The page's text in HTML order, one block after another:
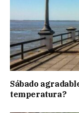
Sábado
temperatura?